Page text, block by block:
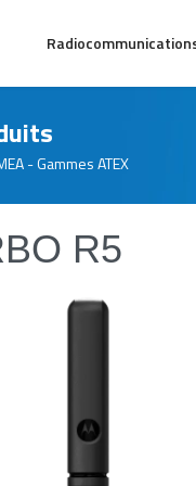
- Gammes ATEX
R5